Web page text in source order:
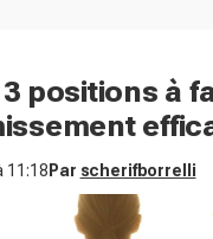
positions à
11:18 Par scherifborrelli